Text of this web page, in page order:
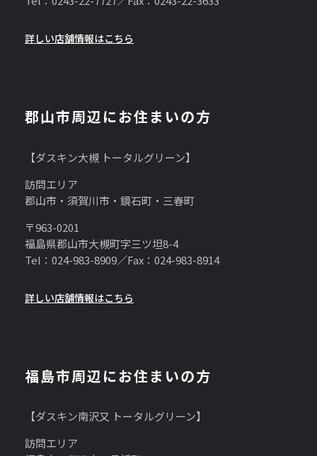
詳しい店舗情報はこちら
郡山市周辺にお住まいの方
【ダスキン大槻 トータルグリーン】
訪問エリア
郡山市・須賀川市・鏡石町・三春町
〒963-0201
福島県郡山市大槻町字三ツ坦8-4
Tel：024-983-8909／Fax：024-983-8914
詳しい店舗情報はこちら
福島市周辺にお住まいの方
【ダスキン南沢又 トータルグリーン】
訪問エリア